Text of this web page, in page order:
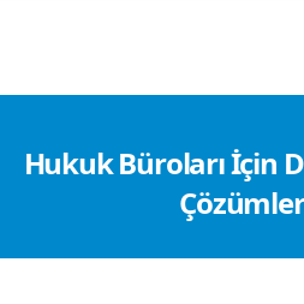
Hukuk Büroları İçin